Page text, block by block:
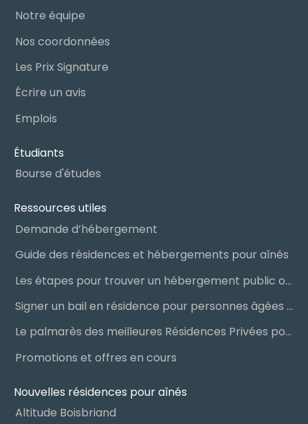
alléger les coûts liés à l’hébergement en résidence
maintien à domicile
dépenses associées aux services, tandis que le
calendrier de versement de la pension de vieillesse
facilite la planification budgétaire des personnes
âgées et de leurs proches.
Notre équipe
Nos coordonnées
Les Prix Signature
Écrire un avis
Emplois
Étudiants
Bourse d'études
Ressources utiles
Demande d’hébergement
Guide des résidences et hébergements pour aînés
Les étapes pour trouver un hébergement public ou privé
Signer un bail en résidence pour personnes âgées (RPA) : ce qu’il faut savoir
Le palmarès des meilleures Résidences Privées pour Aînés (RPA)
Promotions et offres en cours
Nouvelles résidences pour aînés
Altitude Boisbriand